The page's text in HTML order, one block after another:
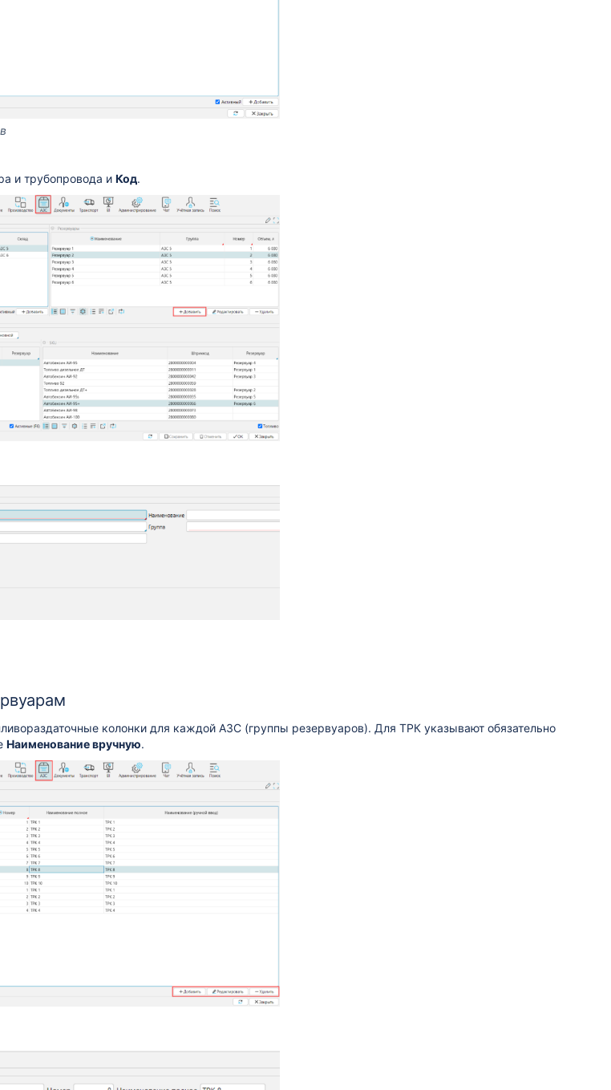
и трубопровода и Код.
колонки для каждой АЗС (группы резервуаров). Для ТРК указывают обязательно
Наименование вручную.